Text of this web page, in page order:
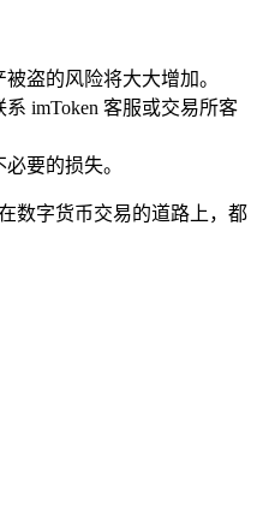
盗的风险将大大增加。
imToken 客服或交易所客
要的损失。
数字货币交易的道路上，都